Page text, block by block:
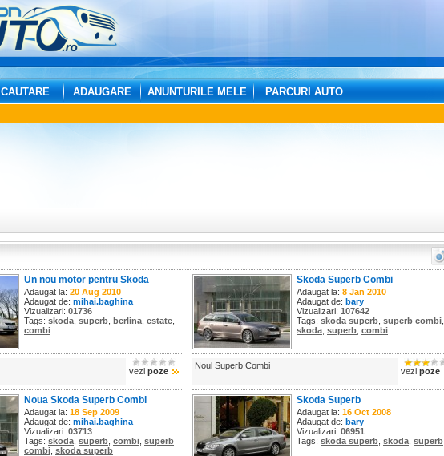
CAUTARE ADAUGARE ANUNTURILE MELE PARCURI AUTO
Un nou motor pentru Skoda
Superb
Adaugat la: 20 Aug 2010
Adaugat de: mihai.baghina
Vizualizari: 01736
Tags: skoda superb berlina estate
combi
vezi poze
Skoda Superb Combi
Adaugat la: 8 Jan 2010
Adaugat de: bary
Vizualizari: 107642
Tags: skoda superb superb combi
skoda superb combi
Noul Superb Combi
vezi poze
Noua Skoda Superb Combi
Adaugat la: 18 Sep 2009
Adaugat de: mihai.baghina
Vizualizari: 03713
Tags: skoda superb combi superb
combi skoda superb
Skoda Superb
Adaugat la: 16 Oct 2008
Adaugat de: bary
Vizualizari: 06951
Tags: skoda superb skoda superb